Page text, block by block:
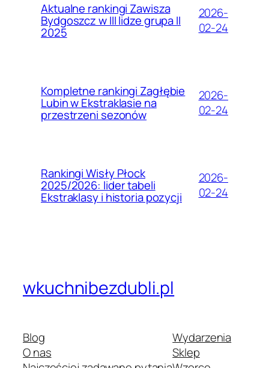
Aktualne rankingi Zawisza
Bydgoszcz w III lidze grupa II
2025
2026-
02-24
Kompletne rankingi Zagłębie
Lubin w Ekstraklasie na
przestrzeni sezonów
2026-
02-24
Rankingi Wisły Płock
2025/2026: lider tabeli
Ekstraklasy i historia pozycji
2026-
02-24
wkuchnibezdubli.pl
Blog
O nas
Wydarzenia
Sklep